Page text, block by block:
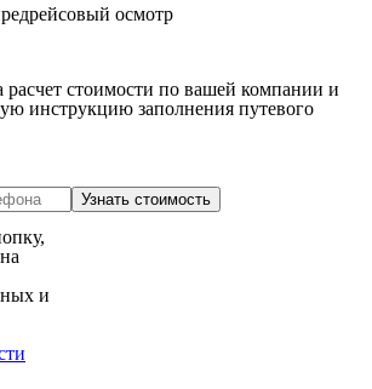
осмотр
расчет стоимости по вашей компании и
инструкцию заполнения путевого
и